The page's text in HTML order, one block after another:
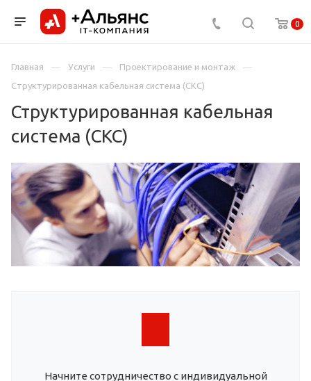
0
Главная Услуги
Проектирование и монтаж
Структурированная кабельная система (СКС)
Структурированная кабельная
система (СКС)
Начните сотрудничество с индивидуальной